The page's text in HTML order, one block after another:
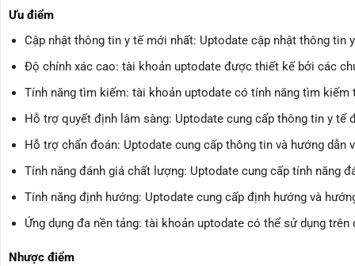
Ưu điểm
Cập nhật thông tin y tế mới nhất: Uptodate cập nhật thông
Độ chính xác cao: tài khoản uptodate được thiết kế bởi các
Tính năng tìm kiếm: tài khoản uptodate có tính năng tìm
Hỗ trợ quyết định lâm sàng: Uptodate cung cấp thông tin y
Hỗ trợ chẩn đoán: Uptodate cung cấp thông tin và hướng
Tính năng đánh giá chất lượng: Uptodate cung cấp tính năng
Tính năng định hướng: Uptodate cung cấp định hướng và
Ứng dụng đa nền tảng: tài khoản uptodate có thể sử dụng
Nhược điểm